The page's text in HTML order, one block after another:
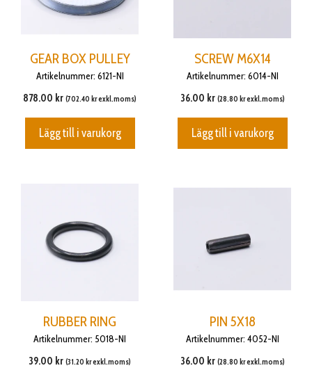
GEAR BOX PULLEY
Artikelnummer: 6121-NI
878.00 kr (702.40 krexkl.moms)
Lägg till i varukorg
SCREW M6X14
Artikelnummer: 6014-NI
36.00 kr (28.80 krexkl.moms)
Lägg till i varukorg
RUBBER RING
Artikelnummer: 5018-NI
39.00 kr (31.20 krexkl.moms)
PIN 5X18
Artikelnummer: 4052-NI
36.00 kr (28.80 krexkl.moms)